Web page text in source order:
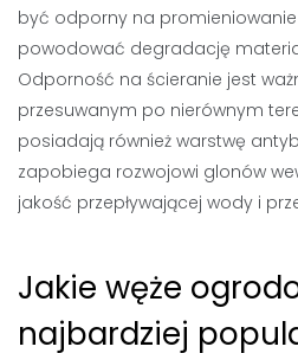
być odporny na promieniowanie
powodować degradację
Odporność na ścieranie jest
przesuwanym po nierównym
posiadają również warstwę
zapobiega rozwojowi glonów
jakość przepływającej wody i
Jakie węże
najbardziej